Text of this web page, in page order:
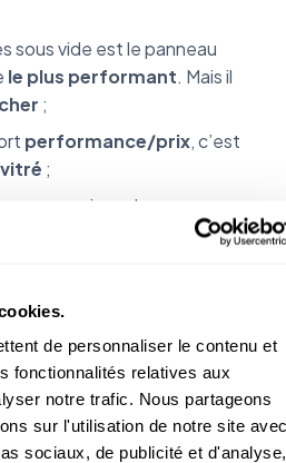
de personnaliser le contenu et
fonctionnalités relatives aux
notre trafic. Nous partageons
sur l'utilisation de notre site
sociaux, de publicité et d'analyse,
sous vide est le panneau
le plus performant. Mais il
;
performance/prix, c’est
;
ou une maison dans une
capteur plan non
une petite maison dans une
C’est lui qui coûte le moins
compte les capteurs + le